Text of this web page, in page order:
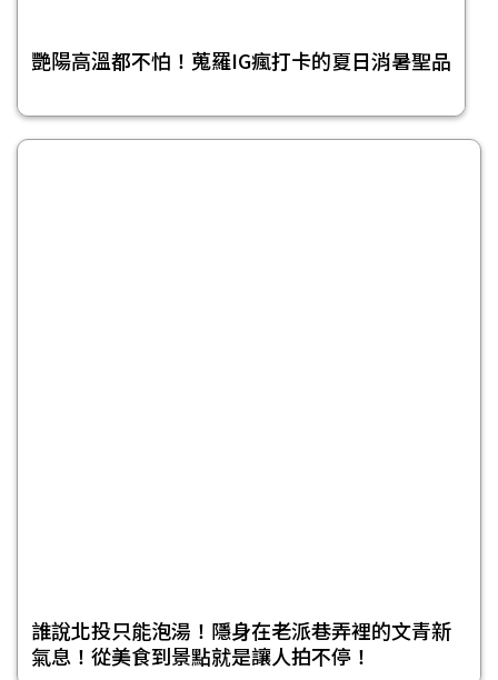
艷陽高溫都不怕！蒐羅IG瘋打卡的夏日消暑聖品
誰說北投只能泡湯！隱身在老派巷弄裡的文青新
氣息！從美食到景點就是讓人拍不停！